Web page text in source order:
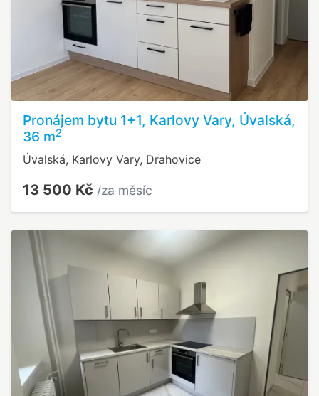
Pronájem bytu 1+1, Karlovy Vary, Úvalská,
36 m2
Úvalská, Karlovy Vary, Drahovice
13 500 Kč /za měsíc